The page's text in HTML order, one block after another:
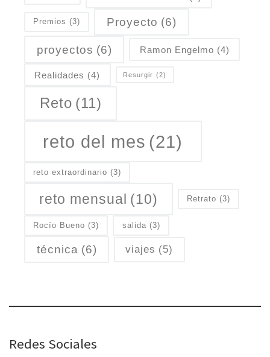
Premios (3) Proyecto (6)
proyectos (6) Ramon Engelmo (4)
Realidades (4) Resurgir (2)
Reto (11)
reto del mes (21)
reto extraordinario (3)
reto mensual (10) Retrato (3)
Rocío Bueno (3) salida (3)
técnica (6) viajes (5)
Redes Sociales